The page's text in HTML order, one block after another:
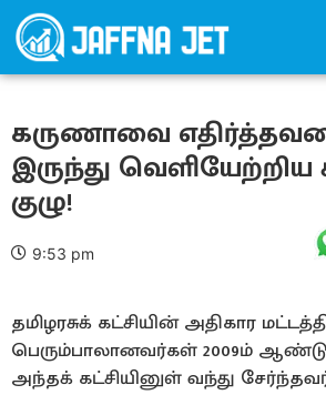
கருணாவை
இருந்து வெளியேற்றிய
குழு!
9:53 pm
தமிழரசுக் கட்சியின் அதிகார
பெரும்பாலானவர்கள் 2009ம்
அந்தக் கட்சியினுள் வந்து